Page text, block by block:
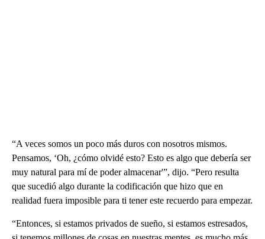
“A veces somos un poco más duros con nosotros mismos.
Pensamos, ‘Oh, ¿cómo olvidé esto? Esto es algo que debería ser
muy natural para mí de poder almacenar'”, dijo. “Pero resulta
que sucedió algo durante la codificación que hizo que en
realidad fuera imposible para ti tener este recuerdo para empezar.
“Entonces, si estamos privados de sueño, si estamos estresados,